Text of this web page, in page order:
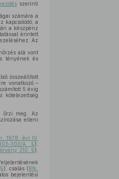
szerinti
számára a
kapcsolódó, a
a készpénz
érintett
Az
alá vont
tényének és
összeállított
vonatkozó –
5 évig
kötelezettség
őrzi meg. Az
elleni
1978. évi IV.
A. §),
310. §),
), csalás (Btk.
bejelentési